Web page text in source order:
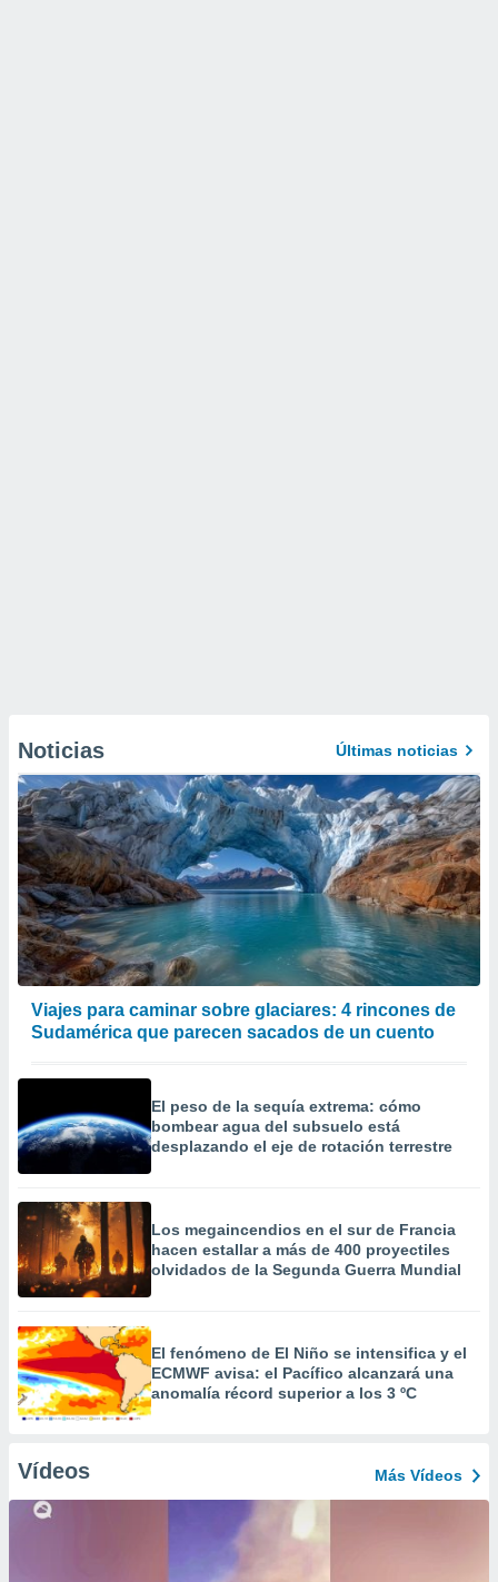
Noticias Últimas noticias
Viajes para caminar sobre glaciares: 4 rincones de
Sudamérica que parecen sacados de un cuento
El peso de la sequía extrema: cómo
bombear agua del subsuelo está
desplazando el eje de rotación terrestre
Los megaincendios en el sur de Francia
hacen estallar a más de 400 proyectiles
olvidados de la Segunda Guerra Mundial
El fenómeno de El Niño se intensifica y el
ECMWF avisa: el Pacífico alcanzará una
anomalía récord superior a los 3 ºC
Vídeos Más Vídeos